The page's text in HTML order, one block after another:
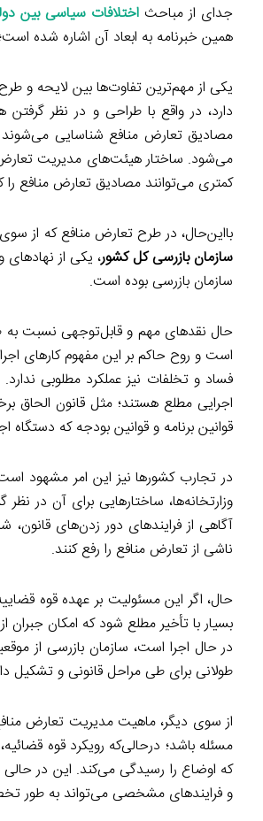
جدای از مباحث اختلافات سیاسی بین
همین خبرنامه به ابعاد آن اشاره شده
یکی از مهم‌ترین تفاوت‌ها بین لایحه و
دارد، در واقع با طراحی و در نظر
مصادیق تعارض منافع شناسایی می‌شوند
می‌شود. ساختار هیئت‌های مدیریت تعارض
کمتری می‌توانند مصادیق تعارض منافع را
بااین‌حال، در طرح تعارض منافع که
سازمان بازرسی کل کشور، یکی از
سازمان بازرسی بوده است.
حال نقدهای مهم و قابل‌توجهی نسبت به
است و روح حاکم بر این مفهوم کارهای
فساد و تخلفات نیز عملکرد مطلوبی
اجرایی مطلع هستند؛ مثل قانون الحاق
قوانین برنامه و قوانین بودجه که
در تجارب کشورها نیز این امر مشهود
وزارتخانه‌ها، ساختارهایی برای آن در
آگاهی از فرایندهای دور زدن‌های
ناشی از تعارض منافع را رفع کنند.
حال، اگر این مسئولیت بر عهده قوه
بسیار با تأخیر مطلع شود که امکان
در حال اجرا است، سازمان بازرسی از
طولانی برای طی مراحل قانونی و تشکیل
از سوی دیگر، ماهیت مدیریت تعارض
مسئله باشد؛ درحالی‌که رویکرد قوه
که اوضاع را رسیدگی می‌کند. این در
و فرایندهای مشخصی می‌تواند به طور